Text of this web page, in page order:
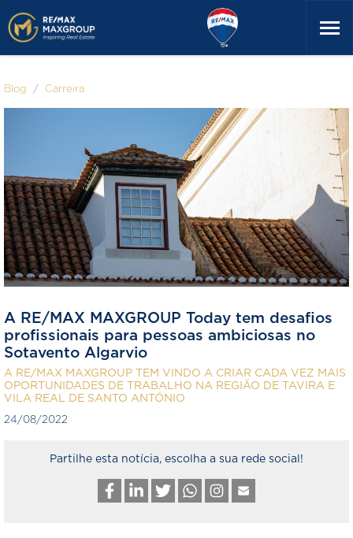
Blog Carreira
A RE/MAX MAXGROUP Today tem desafios
profissionais para pessoas ambiciosas no
Sotavento Algarvio
A RE/MAX MAXGROUP TEM VINDO A CRIAR CADA VEZ MAIS
OPORTUNIDADES DE TRABALHO NA REGIÃO DE TAVIRA E
VILA REAL DE SANTO ANTÓNIO
24/08/2022
Partilhe esta notícia, escolha a sua rede social!